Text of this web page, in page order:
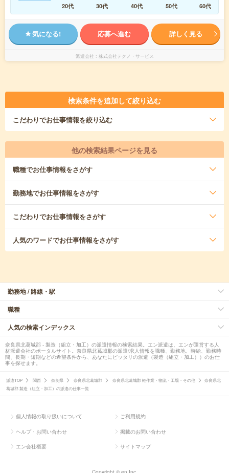
20代
30代 40代 50代 60代
気になる! 応募へ進む 詳しく見る
派遣会社 株式会社テクノ・サービス
検索条件を追加して絞り込む
こだわりでお仕事情報を絞り込む
他の検索結果ページを見る
職種でお仕事情報をさがす
勤務地でお仕事情報をさがす
こだわりでお仕事情報をさがす
人気のワードでお仕事情報をさがす
勤務地 / 路線・駅
職種
人気の検索インデックス
奈良県北葛城郡 - 製造（組立・加工）の派遣情報の検索結果。エン派遣は、エンが運営する人
材派遣会社のポータルサイト。奈良県北葛城郡の派遣/求人情報を職種、勤務地、時給、勤務時
間、長期・短期などの希望条件から、あなたにピッタリの派遣（製造（組立・加工））のお仕
事を探せます。
派遣TOP 関西 奈良県 奈良県北葛城郡 奈良県北葛城郡 軽作業・物流・工場・その他
奈良県北
葛城郡 製造（組立・加工）の派遣の仕事一覧
個人情報の取り扱いについて ご利用規約
ヘルプ・お問い合わせ 掲載のお問い合わせ
エン会社概要 サイトマップ